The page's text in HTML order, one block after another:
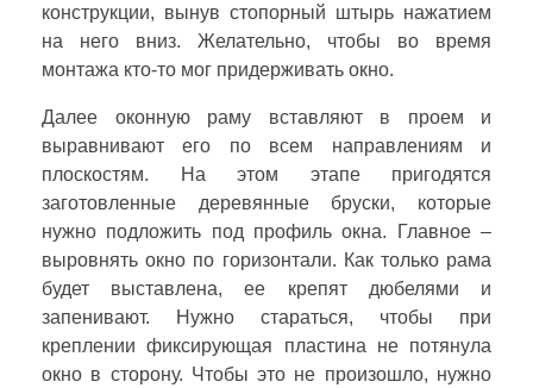
конструкции, вынув стопорный штырь нажатием
на него вниз. Желательно, чтобы во время
монтажа кто-то мог придерживать окно.
Далее оконную раму вставляют в проем и
выравнивают его по всем направлениям и
плоскостям. На этом этапе пригодятся
заготовленные деревянные бруски, которые
нужно подложить под профиль окна. Главное –
выровнять окно по горизонтали. Как только рама
будет выставлена, ее крепят дюбелями и
запенивают. Нужно стараться, чтобы при
креплении фиксирующая пластина не потянула
окно в сторону. Чтобы это не произошло, нужно